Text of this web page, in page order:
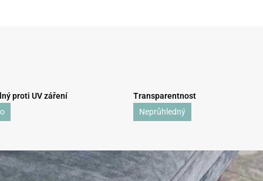
proti UV záření
Transparentnost
Neprůhledný